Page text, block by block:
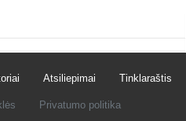
Atsiliepimai Tinklaraštis
Privatumo politika